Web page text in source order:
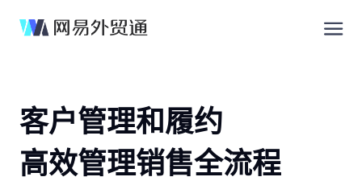
客户管理和履约
高效管理销售全流程